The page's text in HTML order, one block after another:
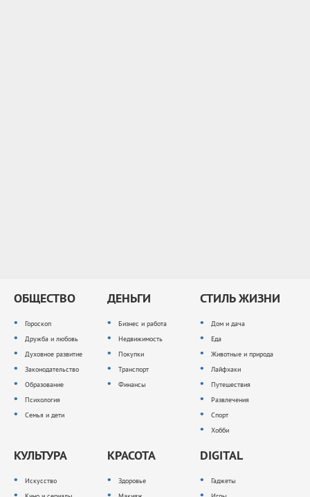
ОБЩЕСТВО
Гороскоп
Дружба и любовь
Духовное развитие
Законодательство
Образование
Психология
Семья и дети
ДЕНЬГИ
Бизнес и работа
Недвижимость
Покупки
Транспорт
Финансы
СТИЛЬ ЖИЗНИ
Дом и дача
Еда
Животные и природа
Лайфхаки
Путешествия
Развлечения
Спорт
Хобби
КУЛЬТУРА
Искусство
КРАСОТА
Здоровье
DIGITAL
Гаджеты